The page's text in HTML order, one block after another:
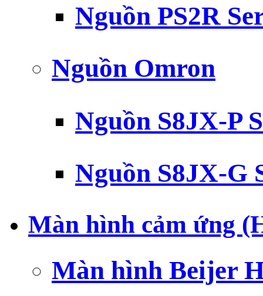
Nguồn PS2R
Nguồn Omron
Nguồn S8JX-P
Nguồn S8JX-G
Màn hình cảm ứng
Màn hình Beijer